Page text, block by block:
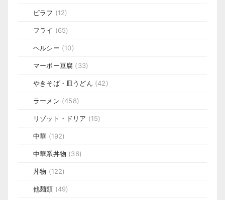
ピラフ (12)
フライ (65)
ヘルシー (10)
マーボー豆腐 (33)
やきそば・皿うどん (42)
ラーメン (458)
リゾット・ドリア (15)
中華 (192)
中華系丼物 (36)
丼物 (122)
他麺類 (49)